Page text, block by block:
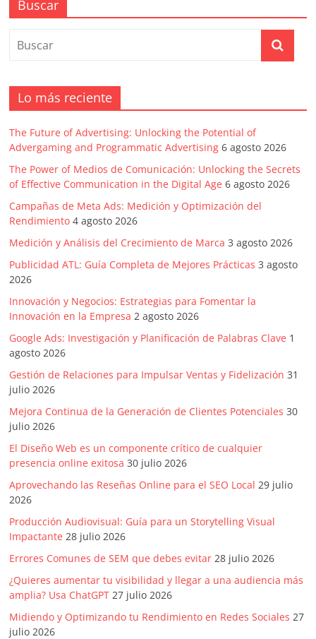
estratégica
versátil
Marketing
en
|
Bitácora
social
de
Mercadeo
Interactivo,
Medios,
Marketing,
Campañas
Publicitarias,
Agencias,
Empresas,
Negocios,
Tendencias,
Trendings,
Dinero,
Economía,
Diseño
Web,
Estrategias
Digitales,
Estrategias
Publicitarias,
Alianzas,
Clientes,
Innovación,
Tecnología,
Noticias,
Buscar
Lo más reciente
The Future of Advertising: Unlocking the Potential of
Advergaming and Programmatic Advertising 6 agosto 2026
The Power of Medios de Comunicación: Unlocking the Secrets
of Effective Communication in the Digital Age 6 agosto 2026
Campañas de Meta Ads: Medición y Optimización del
Rendimiento 4 agosto 2026
Medición y Análisis del Crecimiento de Marca 3 agosto 2026
Publicidad ATL: Guía Completa de Mejores Prácticas 3 agosto
2026
Innovación y Negocios: Estrategias para Fomentar la
Innovación en la Empresa 2 agosto 2026
Google Ads: Investigación y Planificación de Palabras Clave 1
agosto 2026
Gestión de Relaciones para Impulsar Ventas y Fidelización 31
julio 2026
Mejora Continua de la Generación de Clientes Potenciales 30
julio 2026
El Diseño Web es un componente crítico de cualquier
presencia online exitosa 30 julio 2026
Aprovechando las Reseñas Online para el SEO Local 29 julio
2026
Producción Audiovisual: Guía para un Storytelling Visual
Impactante 28 julio 2026
Errores Comunes de SEM que debes evitar 28 julio 2026
¿Quieres aumentar tu visibilidad y llegar a una audiencia más
amplia? Usa ChatGPT 27 julio 2026
Midiendo y Optimizando tu Rendimiento en Redes Sociales 27
julio 2026